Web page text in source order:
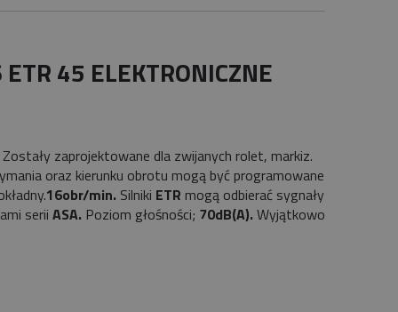
45 ELEKTRONICZNE
zaprojektowane dla zwijanych rolet, markiz.
oraz kierunku obrotu mogą być programowane
16obr/min. Silniki ETR mogą odbierać sygnały
serii ASA. Poziom głośności; 70dB(A). Wyjątkowo